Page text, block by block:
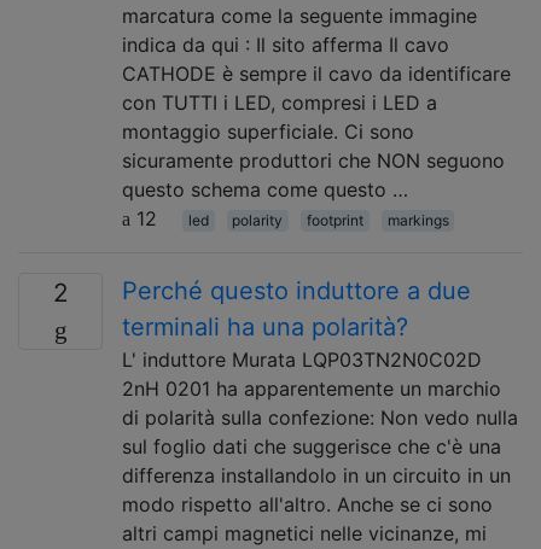
marcatura come la seguente immagine
indica da qui : Il sito afferma Il cavo
CATHODE è sempre il cavo da identificare
con TUTTI i LED, compresi i LED a
montaggio superficiale. Ci sono
sicuramente produttori che NON seguono
questo schema come questo …
12
led polarity footprint markings
2
Perché questo induttore a due
terminali ha una polarità?
L' induttore Murata LQP03TN2N0C02D
2nH 0201 ha apparentemente un marchio
di polarità sulla confezione: Non vedo nulla
sul foglio dati che suggerisce che c'è una
differenza installandolo in un circuito in un
modo rispetto all'altro. Anche se ci sono
altri campi magnetici nelle vicinanze, mi